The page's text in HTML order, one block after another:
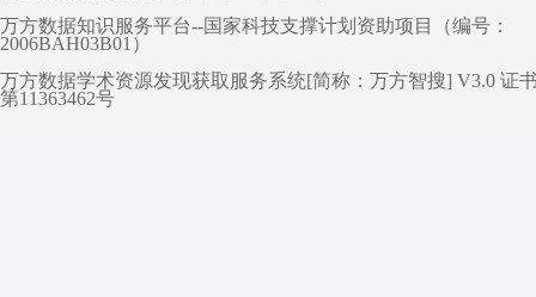
万方数据知识服务平台--国家科技支撑计划资助项目（编号：
2006BAH03B01）
万方数据学术资源发现获取服务系统[简称：万方智搜] V3.0 证
第11363462号